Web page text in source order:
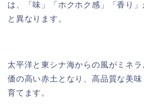
は、「味」「ホクホク感」「香り
と異なります。
太平洋と東シナ海からの風がミネ
価の高い赤土となり、高品質な美
育てます。